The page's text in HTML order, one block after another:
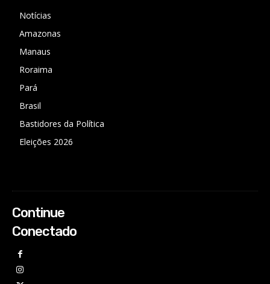
Notícias
Amazonas
Manaus
Roraima
Pará
Brasil
Bastidores da Política
Eleições 2026
Continue
Conectado